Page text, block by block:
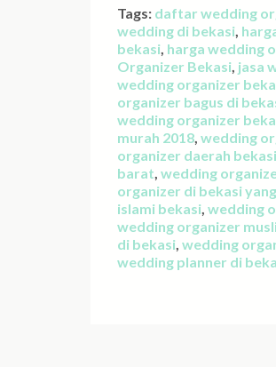
Tags: daftar wedding
wedding di bekasi,
bekasi, harga wedding
Organizer Bekasi, jasa
wedding organizer
organizer bagus di
wedding organizer
murah 2018, wedding
organizer daerah
barat, wedding
organizer di bekasi
islami bekasi, wedding
wedding organizer
di bekasi, wedding
wedding planner di